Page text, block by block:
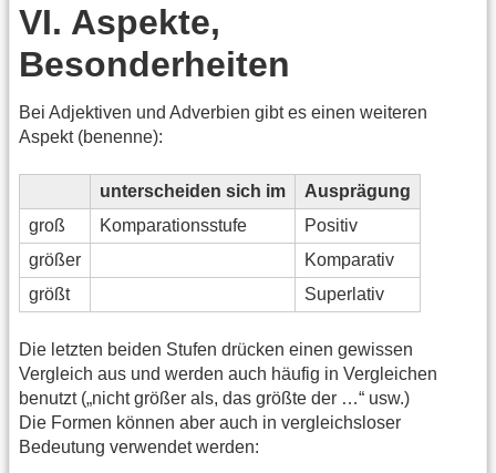
VI. Aspekte,
Besonderheiten
Bei Adjektiven und Adverbien gibt es einen weiteren
Aspekt (benenne):
unterscheiden sich im
Ausprägung
groß
Komparationsstufe
Positiv
größer
Komparativ
größt
Superlativ
Die letzten beiden Stufen drücken einen gewissen
Vergleich aus und werden auch häufig in Vergleichen
benutzt („nicht größer als, das größte der …“ usw.)
Die Formen können aber auch in vergleichsloser
Bedeutung verwendet werden: